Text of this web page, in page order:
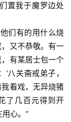
置我于魔罗边处
们有的用什么烧
又不恭敬。有一
有某居士包一个
八关斋戒弟子，
看戏，无异烧猪
了几百元得到开
心。”